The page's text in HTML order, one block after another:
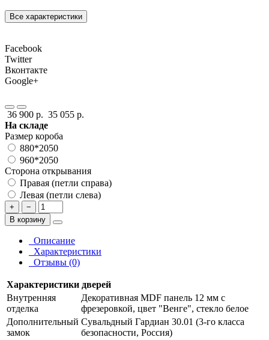
Все характеристики
Facebook
Twitter
Вконтакте
Google+
36 900 р. 35 055 р.
На складе
Размер короба
880*2050
960*2050
Сторона открывания
Правая (петли справа)
Левая (петли слева)
+
−
В корзину
Описание
Характеристики
Отзывы (0)
Характеристики дверей
Внутренняя
отделка
Декоративная MDF панель 12 мм с
фрезеровкой, цвет "Венге", стекло белое
Дополнительный
замок
Сувальдный Гардиан 30.01 (3-го класса
безопасности, Россия)